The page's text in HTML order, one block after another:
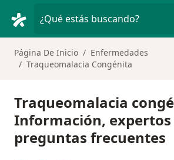
¿Qué estás buscando?
Página De Inicio
Enfermedades
Traqueomalacia Congénita
Traqueomalacia
Información, expertos
preguntas frecuentes